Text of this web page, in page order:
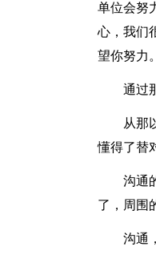
单位会努
心，我们
望你努力
通过那
从那以
懂得了替
沟通的
了，周围
沟通，